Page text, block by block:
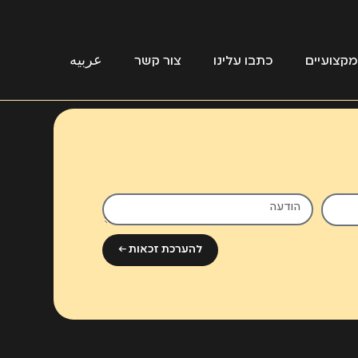
כתבו עלינו צור קשר عربيه
להערכת זכאות ←